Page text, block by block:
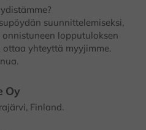
suunnittelemiseksi,
lopputuloksen
yhteyttä myyjimme.
Oy
Finland.